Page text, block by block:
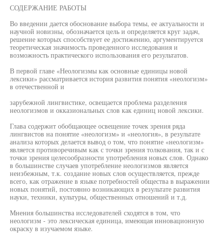
СОДЕРЖАНИЕ РАБОТЫ
Во введении дается обоснование выбора темы, ее актуальности и
научной новизны, обозначается цель и определяется круг задач,
решение которых способствует ее достижению, аргументируется
теоретическая значимость проведенного исследования и
возможность практического использования его результатов.
В первой главе «Неологизмы как основные единицы новой
лексики» рассматривается история развития понятия «неологизм»
в отечественной и
зарубежной лингвистике, освещается проблема разделения
неологизмов и окказиональных слов как единиц новой лексики.
Глава содержит обобщающее освещение точек зрения ряда
лингвистов на понятие «неологизм» и «неология», в результате
анализа которых делается вывод о том, что понятие «неологизм»
является противоречивым как с точки зрения толкования, так и с
точки зрения целесообразности употребления новых слов. Однако
в большинстве случаев употребление неологизмов является
неизбежным, т.к. создание новых слов осуществляется, прежде
всего, как отражение в языке потребностей общества в выражении
новых понятий, постоянно возникающих в результате развития
науки, техники, культуры, общественных отношений и т.д.
Мнения большинства исследователей сходятся в том, что
неологизм - это лексическая единица, имеющая инновационную
окраску в изучаемом языке.